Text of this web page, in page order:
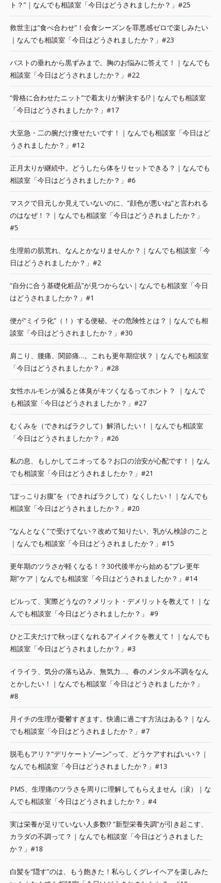
ト？”｜なんでも相談室「今日はどうされましたか？」#25
救世主は“食べ合わせ”！会食シーズンを罪悪感ゼロで楽しみたい
｜なんでも相談室「今日はどうされましたか？」#23
バストの垂れから黒ずみまで。胸のお悩みに答えて！｜なんでも
相談室「今日はどうされましたか？」#22
“骨格に合わせたニット”で着太りが解決する!?｜なんでも相談室
「今日はどうされましたか？」#17
大至急・二の腕だけ痩せたいです！｜なんでも相談室「今日はど
うされましたか？」#12
正月太りが継続中。どうしたら体をリセットできる？｜なんでも
相談室「今日はどうされましたか？」#6
マスクで目元しか見えていないのに、“顔色が悪いね”と言われる
のはなぜ！？｜なんでも相談室「今日はどうされましたか？」
#5
生理前の肌荒れ、なんとかなりませんか？｜なんでも相談室「今
日はどうされましたか？」#2
“自分に合う基礎化粧品”が見つからない｜なんでも相談室「今日
はどうされましたか？」#1
便が“ミイラ化”（！）する便秘。その危険性とは？｜なんでも相
談室「今日はどうされましたか？」#30
肩こり、腰痛、関節痛…。これも更年期症状？｜なんでも相談室
「今日はどうされましたか？」#28
女性ホルモンが減ると体臭がキツくなるってホント？ ｜なんで
も相談室「今日はどうされましたか？」#27
むくみを（できればラクして）解消したい！｜なんでも相談室
「今日はどうされましたか？」#26
私の息、もしかしてニオってる？お口の治安が心配です！｜なん
でも相談室「今日はどうされましたか？」#21
“ぽっこりお腹”を（できればラクして）なくしたい！｜なんでも
相談室「今日はどうされましたか？」#20
“なんとなく”で受けてない？改めて知りたい、乳がん検診のこと
｜なんでも相談室「今日はどうされましたか？」#15
更年期のツラさが軽くなる！？30代後半から始める“プレ更年
期”ケア｜なんでも相談室「今日はどうされましたか？」#14
ピルって、実際どうなの？メリット・デメリットを教えて！｜な
んでも相談室「今日はどうされましたか？」 #9
ひと工夫だけで秋っぽくなれるアイメイクを教えて！｜なんでも
相談室「今日はどうされましたか？」#3
イライラ、気分の落ち込み、無気力…。春のメンタル不調をなん
とかしたい！｜なんでも相談室「今日はどうされましたか？」
#8
月イチの生理が憂鬱すぎます。快適に過ごす方法はある？｜なん
でも相談室「今日はどうされましたか？」#7
脱毛もアリ？“デリケートゾーン”って、どうケアすればいい？｜
なんでも相談室「今日はどうされましたか？」#13
PMS、生理痛のツラさを周りに理解してもらえません（涙）｜な
んでも相談室「今日はどうされましたか？」#4
実は栄養が足りていない人多数!? “新型栄養失調”が引き起こす、
カラダの不調って？｜なんでも相談室「今日はどうされました
か？」#18
白髪を“隠す”のは、もう飽きた！私らしくグレイヘアを楽しみた